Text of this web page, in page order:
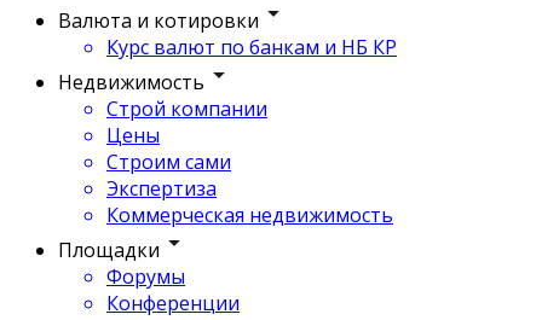
Валюта и котировки
Курс валют по банкам и НБ КР
Недвижимость
Строй компании
Цены
Строим сами
Экспертиза
Коммерческая недвижимость
Площадки
Форумы
Конференции